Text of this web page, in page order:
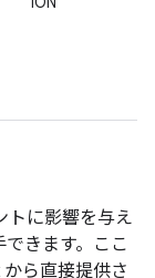
トに影響を与え
きます。ここ
ら直接提供さ